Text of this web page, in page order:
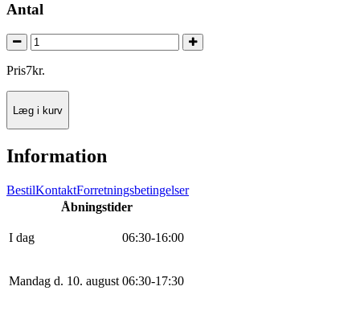
Antal
Pris7kr.
Læg i kurv
Information
BestilKontaktForretningsbetingelser
Åbningstider
I dag 06:30-16:00
Mandag d. 10. august 06:30-17:30